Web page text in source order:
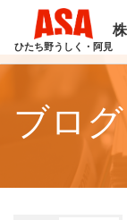
ひたち野うしく・阿見
ブログ